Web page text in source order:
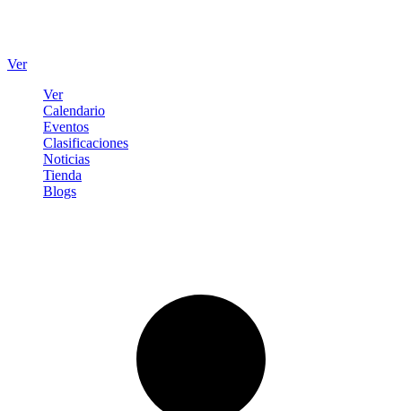
Ver
Ver
Calendario
Eventos
Clasificaciones
Noticias
Tienda
Blogs